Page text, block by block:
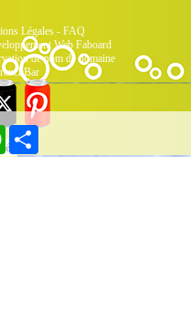
WhatsApp
Légales- FAQ
Web Faboard
de nom de domaine